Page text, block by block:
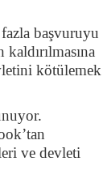
başvuruyu
kötülemek
ve devleti